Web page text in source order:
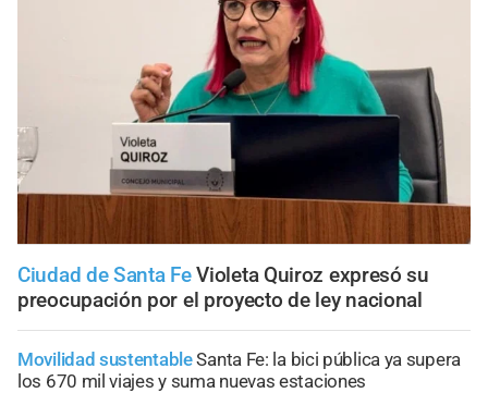
Ciudad de Santa Fe Violeta Quiroz expresó su
preocupación por el proyecto de ley nacional
Movilidad sustentableSanta Fe: la bici pública ya supera
los 670 mil viajes y suma nuevas estaciones